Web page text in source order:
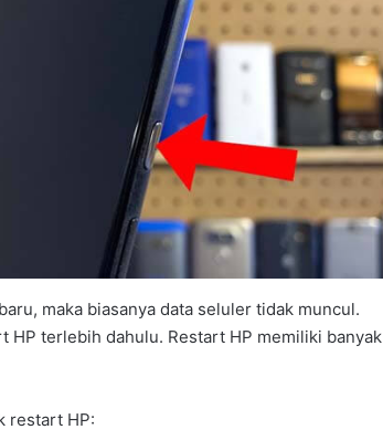
maka biasanya data seluler tidak muncul.
HP terlebih dahulu. Restart HP memiliki banyak
restart HP: